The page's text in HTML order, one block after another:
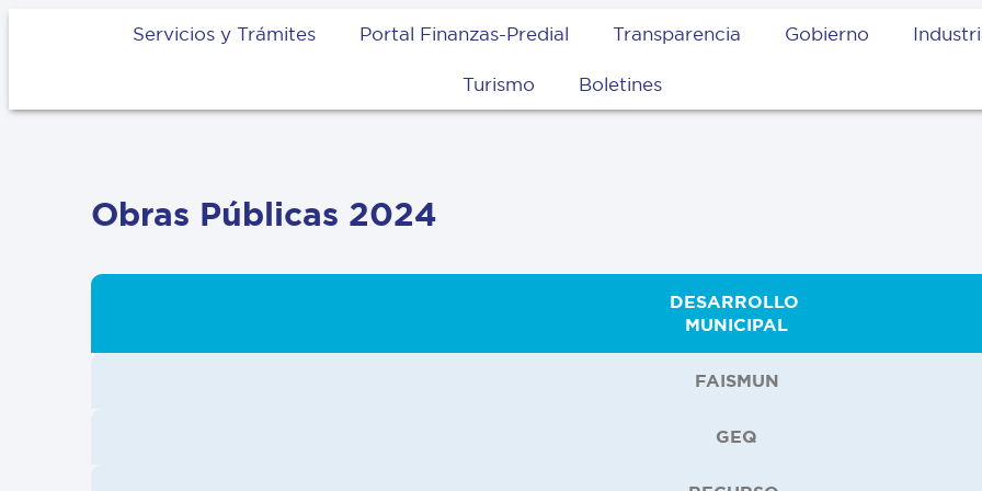
Servicios y Trámites Portal Finanzas-Predial Transparencia Gobierno
Turismo Boletines
Obras Públicas 2024
DESARROLLO
MUNICIPAL
FAISMUN
GEQ